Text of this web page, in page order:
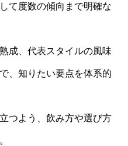
て度数の傾向まで明確な
成、代表スタイルの風味
、知りたい要点を体系的
つよう、飲み方や選び方